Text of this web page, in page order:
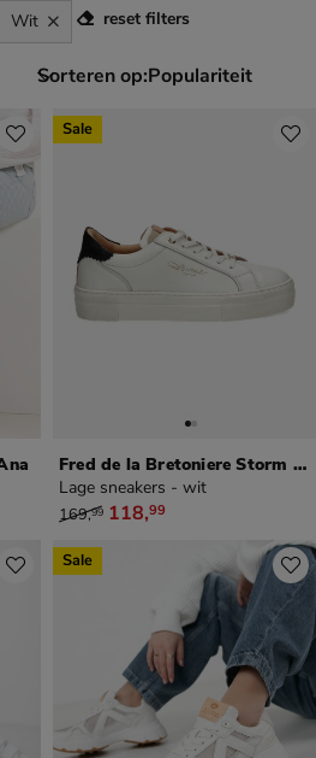
Wit reset filters
Sorteren op:
Fred de la Bretoniere Storm Isa
Lage sneakers - wit
van € 169,99 voor € 118,99
169,99 118,99
Sale
Sale